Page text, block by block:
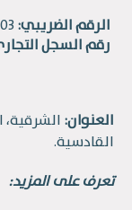
الرقم الضريبي:
رقم السجل
العنوان:
القادسية.
تعرف على المزيد: